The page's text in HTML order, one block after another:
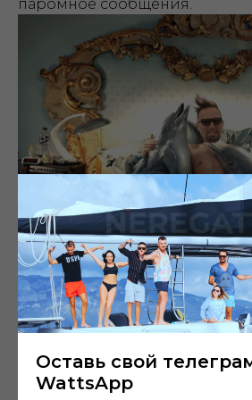
паромное сообщения.
NEREGATTA остается НЕРЕГАТОЙ
Оставь свой
WattsApp